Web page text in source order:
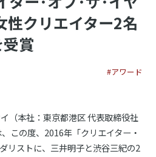
性クリエイター2名
賞
#アワード
（本社：東京都港区 代表取締役社
この度、2016年「クリエイター・
リストに、三井明子と渋谷三紀の2